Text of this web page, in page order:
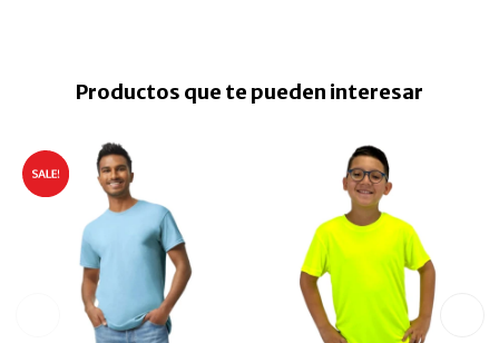
Productos que te pueden interesar